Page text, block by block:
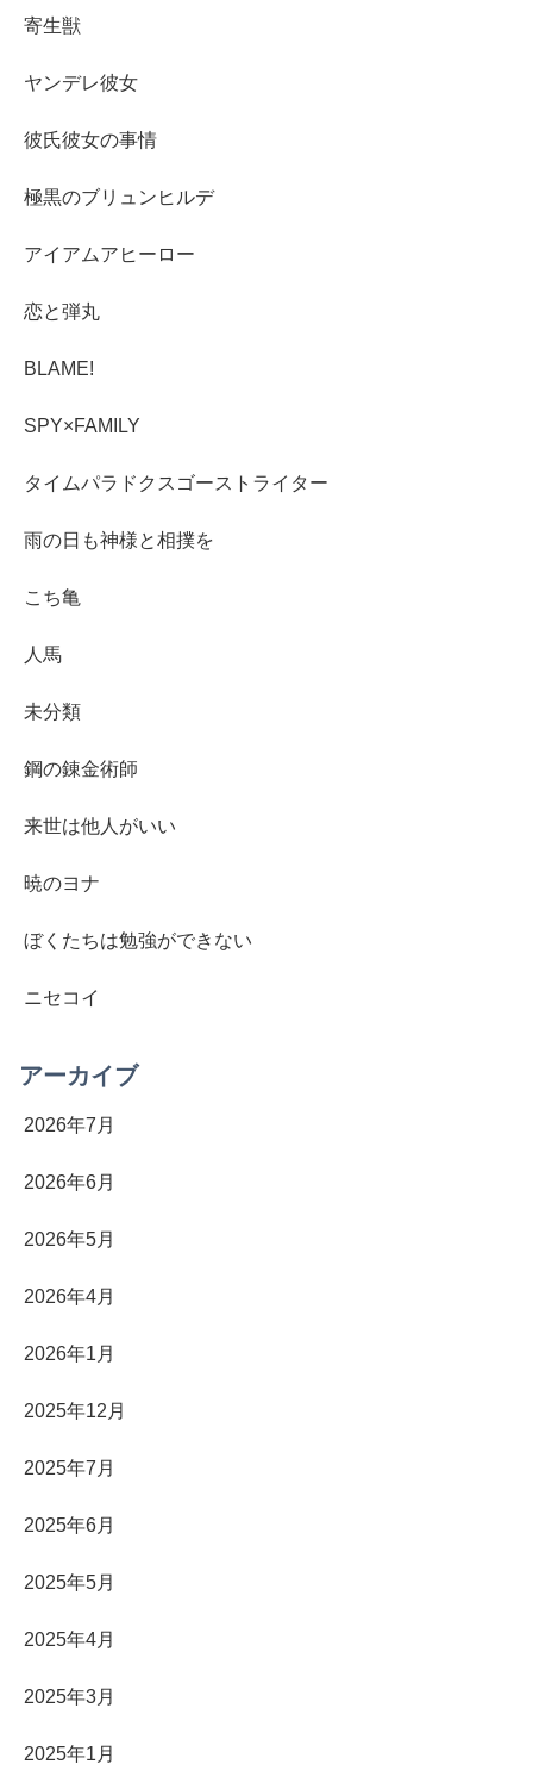
寄生獣
ヤンデレ彼女
彼氏彼女の事情
極黒のブリュンヒルデ
アイアムアヒーロー
恋と弾丸
BLAME!
SPY×FAMILY
タイムパラドクスゴーストライター
雨の日も神様と相撲を
こち亀
人馬
未分類
鋼の錬金術師
来世は他人がいい
暁のヨナ
ぼくたちは勉強ができない
ニセコイ
アーカイブ
2026年7月
2026年6月
2026年5月
2026年4月
2026年1月
2025年12月
2025年7月
2025年6月
2025年5月
2025年4月
2025年3月
2025年1月